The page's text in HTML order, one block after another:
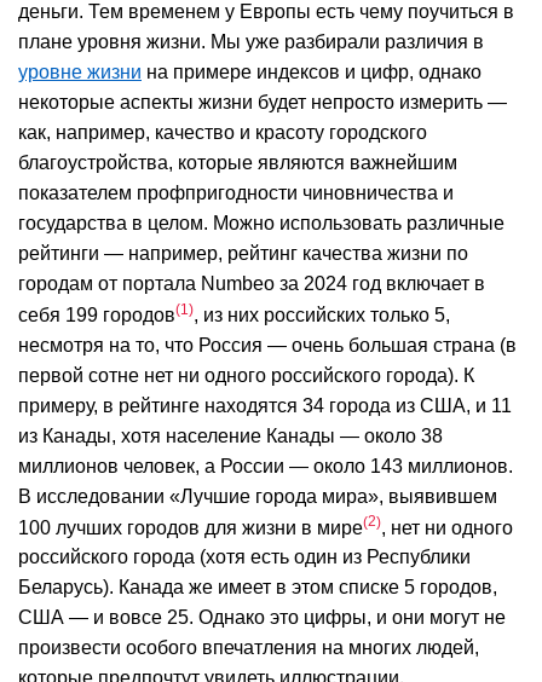
деньги. Тем временем у Европы есть чему поучиться в
плане уровня жизни. Мы уже разбирали различия в
уровне жизни на примере индексов и цифр, однако
некоторые аспекты жизни будет непросто измерить —
как, например, качество и красоту городского
благоустройства, которые являются важнейшим
показателем профпригодности чиновничества и
государства в целом. Можно использовать различные
рейтинги — например, рейтинг качества жизни по
городам от портала Numbeo за 2024 год включает в
себя 199 городов 1
, из них российских только 5,
несмотря на то, что Россия — очень большая страна (в
первой сотне нет ни одного российского города). К
примеру, в рейтинге находятся 34 города из США, и 11
из Канады, хотя население Канады — около 38
миллионов человек, а России — около 143 миллионов.
В исследовании «Лучшие города мира», выявившем
100 лучших городов для жизни в мире 2
, нет ни одного
российского города (хотя есть один из Республики
Беларусь). Канада же имеет в этом списке 5 городов,
США — и вовсе 25. Однако это цифры, и они могут не
произвести особого впечатления на многих людей,